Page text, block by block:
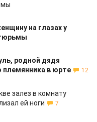
на глазах у
родной дядя
племянника в юрте
12
залез в комнату
ей ноги
7